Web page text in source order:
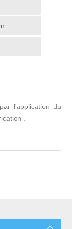
l'application du
.